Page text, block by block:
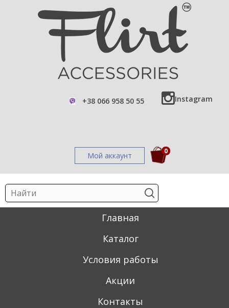
Мой аккаунт
+38 066 958 50 55 Instagram
0
Главная
Каталог
Условия работы
Акции
Контакты